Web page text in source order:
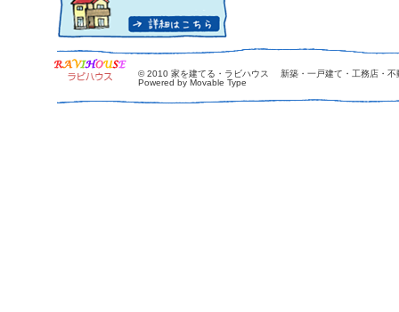
© 2010 家を建てる・ラビハウス 新築・一戸建て・工務店・不
Powered by Movable Type